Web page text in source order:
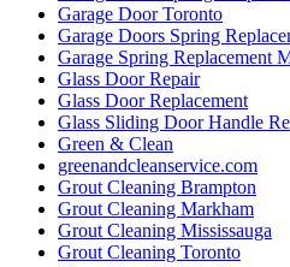
Garage Door Toronto
Garage Doors Spring
Garage Spring Replacement
Glass Door Repair
Glass Door Replacement
Glass Sliding Door Handle
Green & Clean
greenandcleanservice.com
Grout Cleaning Brampton
Grout Cleaning Markham
Grout Cleaning Mississauga
Grout Cleaning Toronto